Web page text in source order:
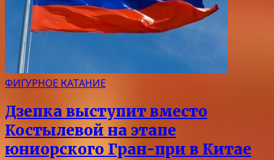
ФИГУРНОЕ КАТАНИЕ
Дзепка выступит вместо
Костылевой на этапе
юниорского Гран-при в Китае